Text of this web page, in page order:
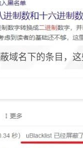
域名下的条目，